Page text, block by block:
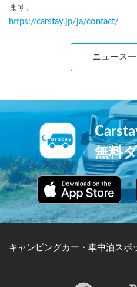
ます。
https://carstay.jp/ja/contact/
ニュース
無料
キャンピングカー・車中泊スポ